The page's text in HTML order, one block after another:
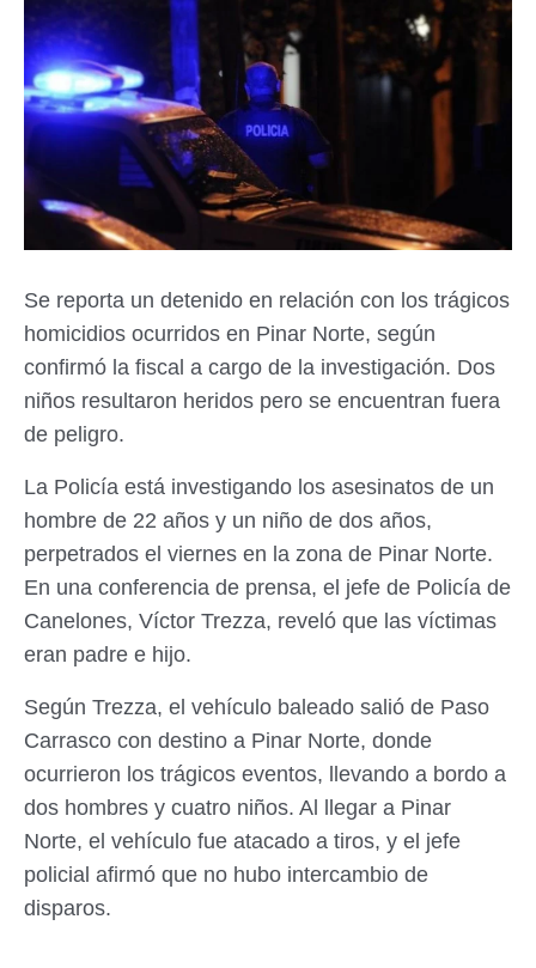
Se reporta un detenido en relación con los trágicos
homicidios ocurridos en Pinar Norte, según
confirmó la fiscal a cargo de la investigación. Dos
niños resultaron heridos pero se encuentran fuera
de peligro.
La Policía está investigando los asesinatos de un
hombre de 22 años y un niño de dos años,
perpetrados el viernes en la zona de Pinar Norte.
En una conferencia de prensa, el jefe de Policía de
Canelones, Víctor Trezza, reveló que las víctimas
eran padre e hijo.
Según Trezza, el vehículo baleado salió de Paso
Carrasco con destino a Pinar Norte, donde
ocurrieron los trágicos eventos, llevando a bordo a
dos hombres y cuatro niños. Al llegar a Pinar
Norte, el vehículo fue atacado a tiros, y el jefe
policial afirmó que no hubo intercambio de
disparos.